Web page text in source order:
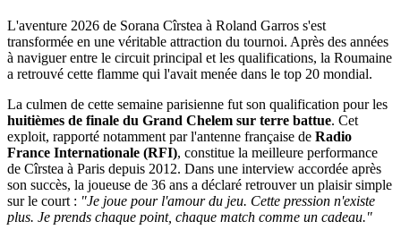
L'aventure 2026 de Sorana Cîrstea à Roland Garros s'est
transformée en une véritable attraction du tournoi. Après des années
à naviguer entre le circuit principal et les qualifications, la Roumaine
a retrouvé cette flamme qui l'avait menée dans le top 20 mondial.
La culmen de cette semaine parisienne fut son qualification pour les
huitièmes de finale du Grand Chelem sur terre battue. Cet
exploit, rapporté notamment par l'antenne française de Radio
France Internationale (RFI), constitue la meilleure performance
de Cîrstea à Paris depuis 2012. Dans une interview accordée après
son succès, la joueuse de 36 ans a déclaré retrouver un plaisir simple
sur le court : "Je joue pour l'amour du jeu. Cette pression n'existe
plus. Je prends chaque point, chaque match comme un cadeau."